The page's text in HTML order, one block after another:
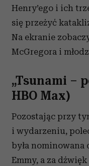
Henry’ego i ich
się przeżyć
Na ekranie
McGregora i
„Tsunami –
HBO Max)
Pozostając przy
i wydarzeniu,
była nominowana
Emmy, a za